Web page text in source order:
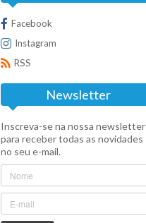
Facebook
Instagram
RSS
Newsletter
Inscreva-se na nossa newsletter
para receber todas as novidades
no seu e-mail.